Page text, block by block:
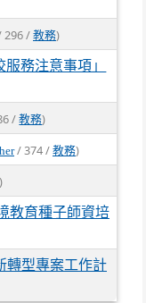
/ 教務)
務注意事項」
/教務)
/ 374 / 教務)
)
教育種子師資培
轉型專案工作計